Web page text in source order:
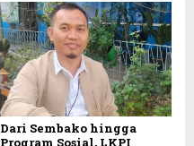
Dari Sembako hingga
Program Sosial, LKPI